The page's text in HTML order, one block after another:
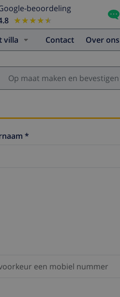
beoordeling
★★★★★
★★★★★
villa Contact Over ons
Op maat maken en bevestigen
*